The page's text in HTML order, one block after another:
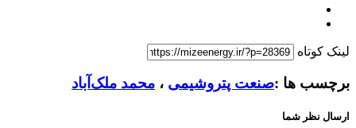
لینک کوتاه
برچسب ها :صنعت پتروشیمی ، محمد ملک‌آباد
ارسال نظر شما